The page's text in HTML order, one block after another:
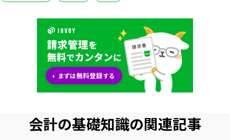
会計の基礎知識の関連記事